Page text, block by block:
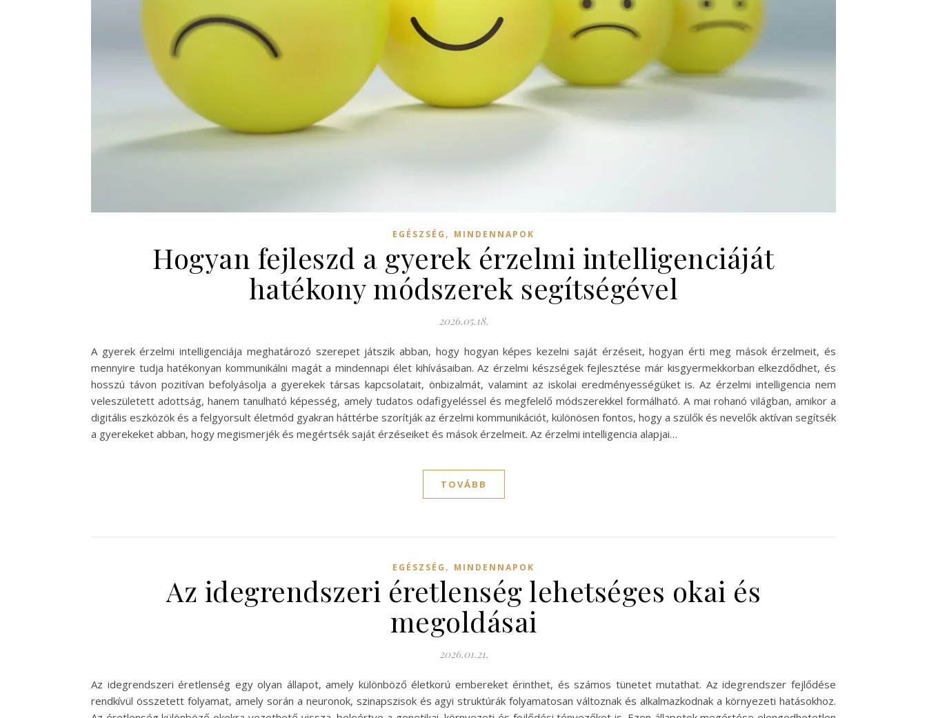
EGÉSZSÉG , MINDENNAPOK
Hogyan fejleszd a gyerek érzelmi intelligenciáját
hatékony módszerek segítségével
2026.05.18.
A gyerek érzelmi intelligenciája meghatározó szerepet játszik abban, hogy hogyan képes kezelni saját érzéseit, hogyan érti meg mások érzelmeit, és
mennyire tudja hatékonyan kommunikálni magát a mindennapi élet kihívásaiban. Az érzelmi készségek fejlesztése már kisgyermekkorban elkezdődhet, és
hosszú távon pozitívan befolyásolja a gyerekek társas kapcsolatait, önbizalmát, valamint az iskolai eredményességüket is. Az érzelmi intelligencia nem
veleszületett adottság, hanem tanulható képesség, amely tudatos odafigyeléssel és megfelelő módszerekkel formálható. A mai rohanó világban, amikor a
digitális eszközök és a felgyorsult életmód gyakran háttérbe szorítják az érzelmi kommunikációt, különösen fontos, hogy a szülők és nevelők aktívan segítsék
a gyerekeket abban, hogy megismerjék és megértsék saját érzéseiket és mások érzelmeit. Az érzelmi intelligencia alapjai…
TOVÁBB
EGÉSZSÉG , MINDENNAPOK
Az idegrendszeri éretlenség lehetséges okai és
megoldásai
2026.01.21.
Az idegrendszeri éretlenség egy olyan állapot, amely különböző életkorú embereket érinthet, és számos tünetet mutathat. Az idegrendszer fejlődése
rendkívül összetett folyamat, amely során a neuronok, szinapszisok és agyi struktúrák folyamatosan változnak és alkalmazkodnak a környezeti hatásokhoz.